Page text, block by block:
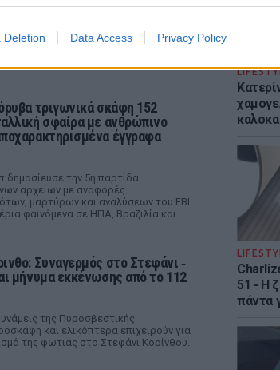
Deletion Data Access Privacy Policy
51 - H
πάντα
τριγωνικά σκάφη 152
σφαίρα με ανθρώπινο
έγγραφα
δημοσίευσε την 5η παρτίδα
αρχείων με αναφορές
μαρτύρων και αναλύσεων του FBI
φαινόμενα σε ΗΠΑ, Βραζιλία και
Συναγερμός στο Στεφάνι ‑
μήνυμα εκκένωσης από το 112
της Πυροσβεστικής
και ελικόπτερα επιχειρούν για
της φωτιάς στο Στεφάνι Κορίνθου.